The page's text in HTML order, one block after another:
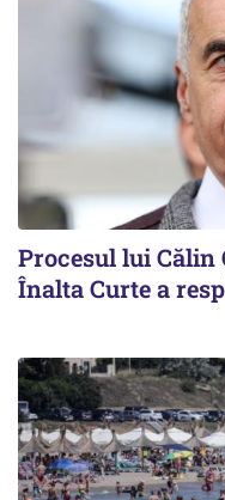
Procesul lui Călin
Înalta Curte a